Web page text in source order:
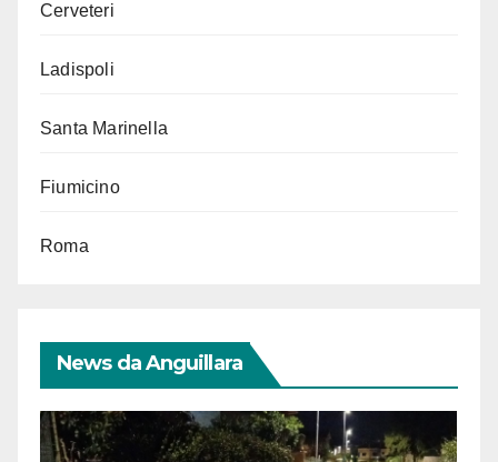
Cerveteri
Ladispoli
Santa Marinella
Fiumicino
Roma
News da Anguillara